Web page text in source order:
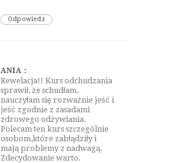
Odpowiedz
ANIA :
Rewelacja!! Kurs odchudzania
sprawił, że schudłam,
nauczyłam się rozważnie jeść i
jeść zgodnie z zasadami
zdrowego odżywiania.
Polecam ten kurs szczególnie
osobom,które zabłądziły i
mają problemy z nadwagą.
Zdecydowanie warto.